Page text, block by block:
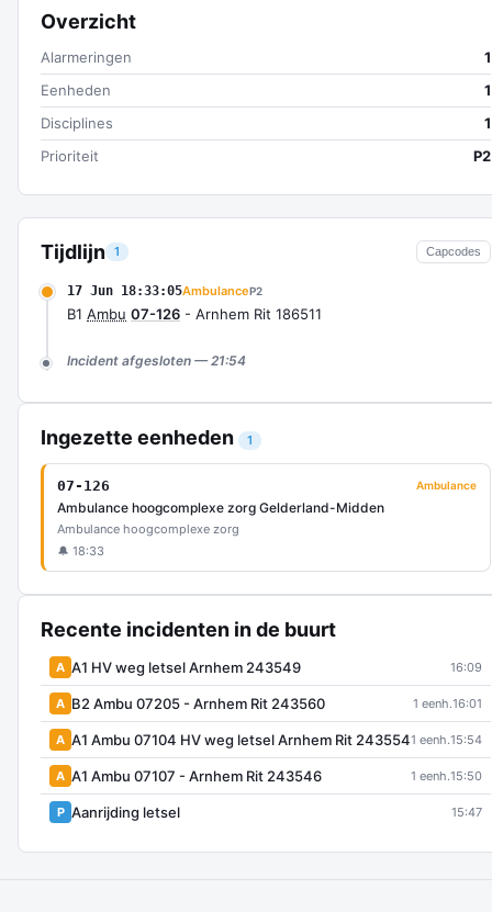
Tijdlijn 1 Capcodes
17 Jun 18:33:05AmbulanceP2
B1 Ambu 07-126 - Arnhem Rit 186511
Incident afgesloten — 21:54
Ingezette eenheden 1
07-126 Ambulance
Ambulance hoogcomplexe zorg Gelderland-Midden
Ambulance hoogcomplexe zorg
🔔 18:33
Recente incidenten in de buurt
A A1 HV weg letsel Arnhem 243549 16:09
A B2 Ambu 07205 - Arnhem Rit 243560 1 eenh.16:01
A A1 Ambu 07104 HV weg letsel Arnhem Rit 2435541 eenh.15:54
A A1 Ambu 07107 - Arnhem Rit 243546 1 eenh.15:50
P Aanrijding letsel 15:47
Overzicht
Alarmeringen
1
Eenheden
1
Disciplines
1
Prioriteit
P2